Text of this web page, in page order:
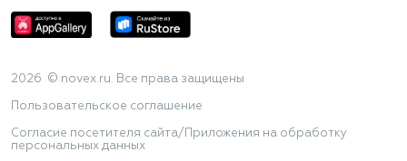
2026 © novex.ru. Все права защищены
Пользовательское соглашение
Согласие посетителя сайта/Приложения на обработку
персональных данных